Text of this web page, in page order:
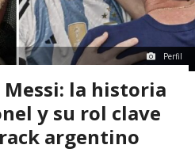
Perfil
Messi: la historia
y su rol clave
argentino